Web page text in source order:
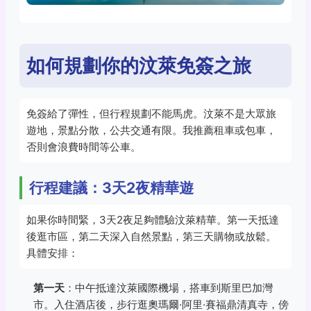
如何規劃你的汶萊免簽之旅
免簽給了彈性，但行程規劃不能馬虎。汶萊不是大眾旅
遊地，景點分散，公共交通有限。我推薦租車或包車，
否則會浪費時間等公車。
行程建議：3天2夜精華遊
如果你時間緊，3天2夜足夠體驗汶萊精華。第一天抵達
後逛市區，第二天深入自然景點，第三天購物或放鬆。
具體安排：
第一天 ：中午抵達汶萊國際機場，搭車到斯里巴加灣
市。入住酒店後，步行逛奧瑪爾·阿里·賽福鼎清真寺，傍